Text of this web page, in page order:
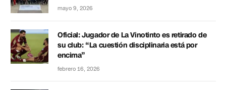
mayo 9, 2026
Oficial: Jugador de La Vinotinto es retirado de
su club: “La cuestión disciplinaria está por
encima”
febrero 16, 2026